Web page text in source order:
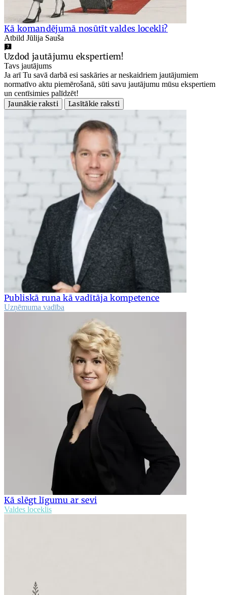
Kā komandējumā nosūtīt valdes locekli?
Atbild Jūlija Sauša
Uzdod jautājumu ekspertiem!
Tavs jautājums
Ja arī Tu savā darbā esi saskāries ar neskaidriem jautājumiem
normatīvo aktu piemērošanā, sūti savu jautājumu mūsu ekspertiem
un centīsimies palīdzēt!
Jaunākie raksti
Lasītākie raksti
Publiskā runa kā vadītāja kompetence
Uzņēmuma vadība
Kā slēgt līgumu ar sevi
Valdes loceklis